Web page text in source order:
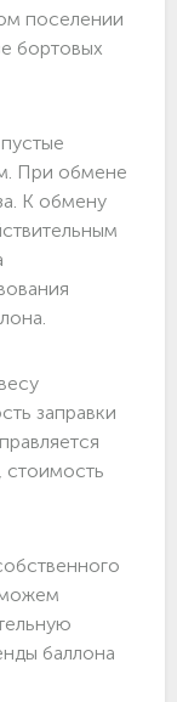
поселении
бортовых
При обмене
К обмену
заправки
стоимость
баллона